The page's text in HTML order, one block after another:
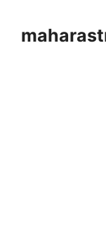
content